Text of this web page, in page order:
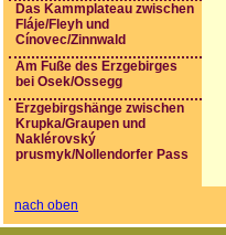
Das Kammplateau zwischen
Fláje/Fleyh und
Cínovec/Zinnwald
Am Fuße des Erzgebirges
bei Osek/Ossegg
Erzgebirgshänge zwischen
Krupka/Graupen und
Naklérovský
prusmyk/Nollendorfer Pass
nach oben